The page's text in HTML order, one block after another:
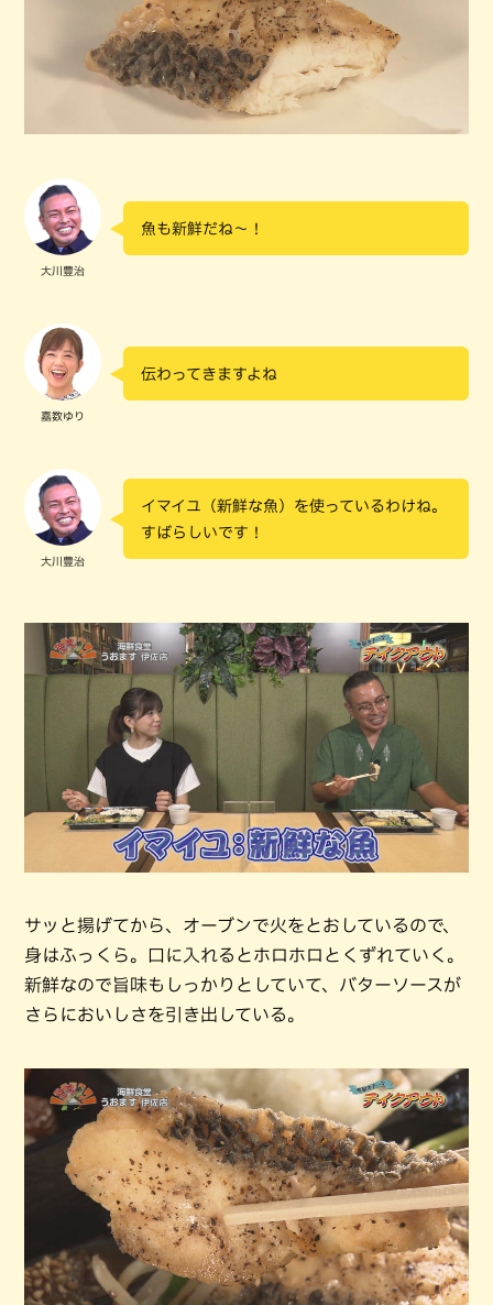
大川豊治
魚も新鮮だね～！
嘉数ゆり
伝わってきますよね
大川豊治
イマイユ（新鮮な魚）を使っているわけね。
すばらしいです！
サッと揚げてから、オーブンで火をとおしているので、
身はふっくら。口に入れるとホロホロとくずれていく。
新鮮なので旨味もしっかりとしていて、バターソースが
さらにおいしさを引き出している。